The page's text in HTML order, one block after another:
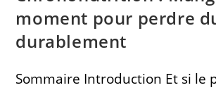
moment pour perdre
durablement
Sommaire Introduction Et si le